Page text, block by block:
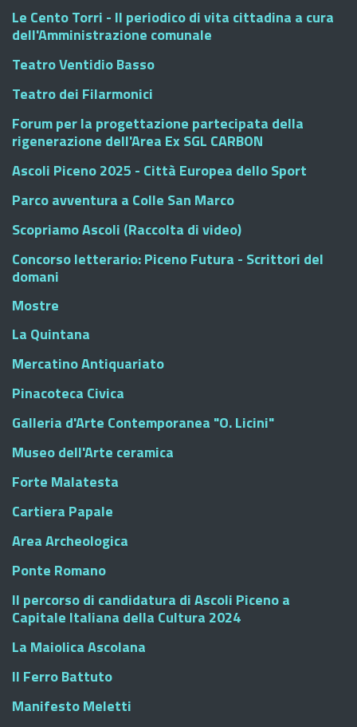
Le Cento Torri - Il periodico di vita cittadina a cura
dell'Amministrazione comunale
Teatro Ventidio Basso
Teatro dei Filarmonici
Forum per la progettazione partecipata della
rigenerazione dell'Area Ex SGL CARBON
Ascoli Piceno 2025 - Città Europea dello Sport
Parco avventura a Colle San Marco
Scopriamo Ascoli (Raccolta di video)
Concorso letterario: Piceno Futura - Scrittori del
domani
Mostre
La Quintana
Mercatino Antiquariato
Pinacoteca Civica
Galleria d'Arte Contemporanea "O. Licini"
Museo dell'Arte ceramica
Forte Malatesta
Cartiera Papale
Area Archeologica
Ponte Romano
Il percorso di candidatura di Ascoli Piceno a
Capitale Italiana della Cultura 2024
La Maiolica Ascolana
Il Ferro Battuto
Manifesto Meletti